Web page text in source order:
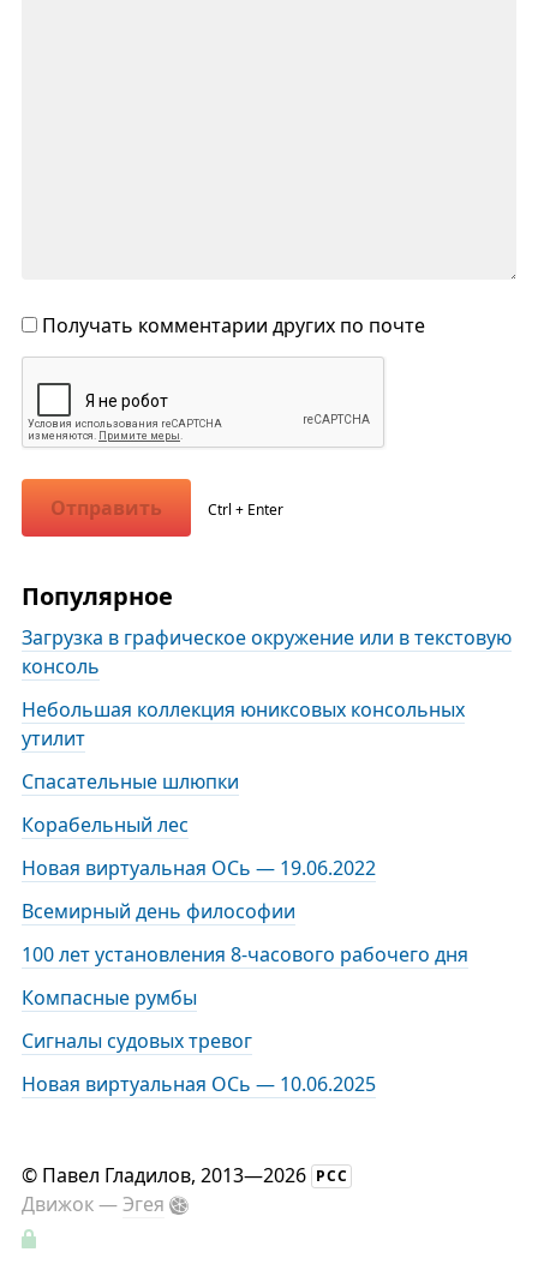
Получать комментарии других по почте
Отправить Ctrl + Enter
Популярное
Загрузка в графическое окружение или в текстовую
консоль
Небольшая коллекция юниксовых консольных
утилит
Спасательные шлюпки
Корабельный лес
Новая виртуальная ОСь — 19.06.2022
Всемирный день философии
100 лет установления 8-часового рабочего дня
Компасные румбы
Сигналы судовых тревог
Новая виртуальная ОСь — 10.06.2025
© Павел Гладилов, 2013—2026 РСС
Движок —Эгея